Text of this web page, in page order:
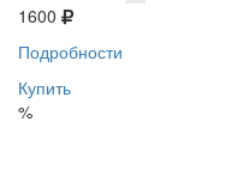
1600
Подробности
Купить
%